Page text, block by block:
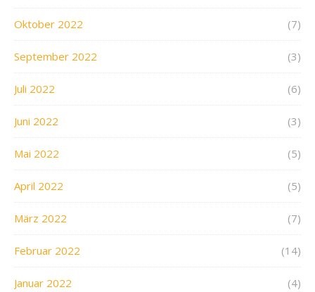
Oktober 2022 (7)
September 2022 (3)
Juli 2022 (6)
Juni 2022 (3)
Mai 2022 (5)
April 2022 (5)
März 2022 (7)
Februar 2022 (14)
Januar 2022 (4)